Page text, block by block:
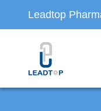
Leadtop